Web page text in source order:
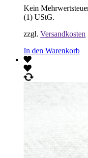
Kein
(1) UStG.
zzgl. Versandkosten
In den Warenkorb